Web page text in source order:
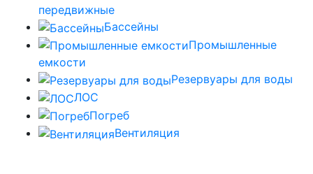
передвижные
Бассейны
Промышленные
емкости
Резервуары для воды
ЛОС
Погреб
Вентиляция